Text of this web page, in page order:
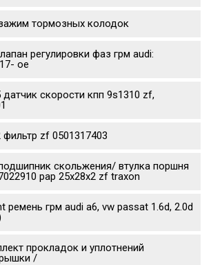
тормозных колодок
регулировки фаз грм audi:
oe
датчик скорости кпп 9s1310 zf,
фильтр zf 0501317403
скольжения/ втулка поршня
pap 25x28x2 zf traxon
ремень грм audi a6, vw passat 1.6d, 2.0d
прокладок и уплотнений
/